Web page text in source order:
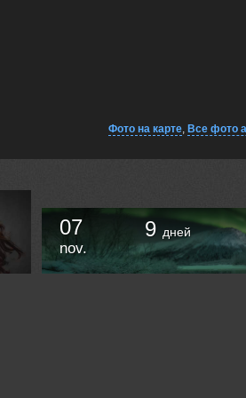
Фото на карте, Все фото
07
nov.
9 дней